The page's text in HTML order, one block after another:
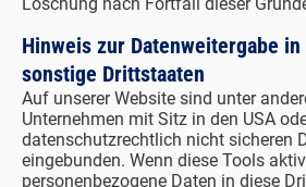
Hinweis zur Datenweitergabe in
sonstige Drittstaaten
Auf unserer Website sind unter
Unternehmen mit Sitz in den USA
datenschutzrechtlich nicht sicheren
eingebunden. Wenn diese Tools
personenbezogene Daten in diese